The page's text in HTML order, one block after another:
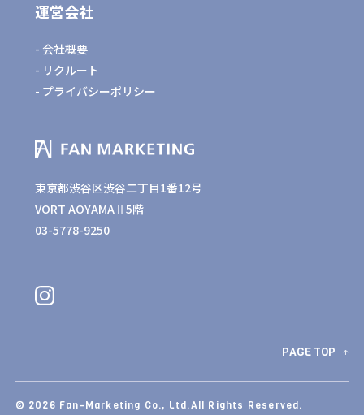
運営会社
会社概要
リクルート
プライバシーポリシー
東京都渋谷区渋谷二丁目1番12号
VORT AOYAMAⅡ5階
03-5778-9250
PAGE TOP
© 2026 Fan-Marketing Co., Ltd.All Rights Reserved.